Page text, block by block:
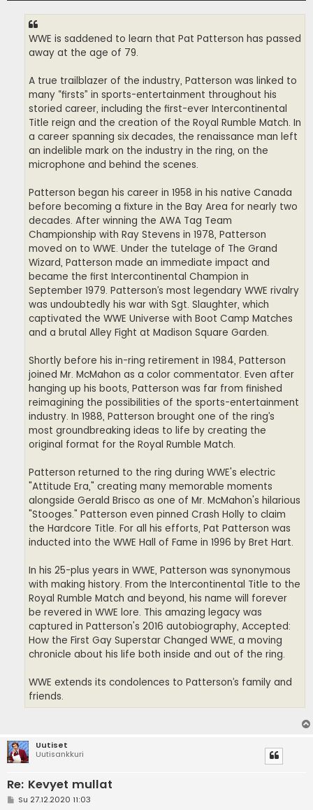
WWE is saddened to learn that Pat Patterson has passed
away at the age of 79.
A true trailblazer of the industry, Patterson was linked to
many “firsts” in sports-entertainment throughout his
storied career, including the first-ever Intercontinental
Title reign and the creation of the Royal Rumble Match. In
a career spanning six decades, the renaissance man left
an indelible mark on the industry in the ring, on the
microphone and behind the scenes.
Patterson began his career in 1958 in his native Canada
before becoming a fixture in the Bay Area for nearly two
decades. After winning the AWA Tag Team
Championship with Ray Stevens in 1978, Patterson
moved on to WWE. Under the tutelage of The Grand
Wizard, Patterson made an immediate impact and
became the first Intercontinental Champion in
September 1979. Patterson’s most legendary WWE rivalry
was undoubtedly his war with Sgt. Slaughter, which
captivated the WWE Universe with Boot Camp Matches
and a brutal Alley Fight at Madison Square Garden.
Shortly before his in-ring retirement in 1984, Patterson
joined Mr. McMahon as a color commentator. Even after
hanging up his boots, Patterson was far from finished
reimagining the possibilities of the sports-entertainment
industry. In 1988, Patterson brought one of the ring’s
most groundbreaking ideas to life by creating the
original format for the Royal Rumble Match.
Patterson returned to the ring during WWE's electric
"Attitude Era," creating many memorable moments
alongside Gerald Brisco as one of Mr. McMahon's hilarious
"Stooges." Patterson even pinned Crash Holly to claim
the Hardcore Title. For all his efforts, Pat Patterson was
inducted into the WWE Hall of Fame in 1996 by Bret Hart.
In his 25-plus years in WWE, Patterson was synonymous
with making history. From the Intercontinental Title to the
Royal Rumble Match and beyond, his name will forever
be revered in WWE lore. This amazing legacy was
captured in Patterson's 2016 autobiography, Accepted:
How the First Gay Superstar Changed WWE, a moving
chronicle about his life both inside and out of the ring.
WWE extends its condolences to Patterson’s family and
friends.
Uutiset
Uutisankkuri
Re: Kevyet mullat
VSu 27.12.2020 11:03